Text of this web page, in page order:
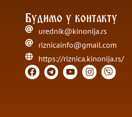
Будимо у контакту
urednik@kinonija.rs
riznicainfo@gmail.com
https://riznica.kinonija.rs/